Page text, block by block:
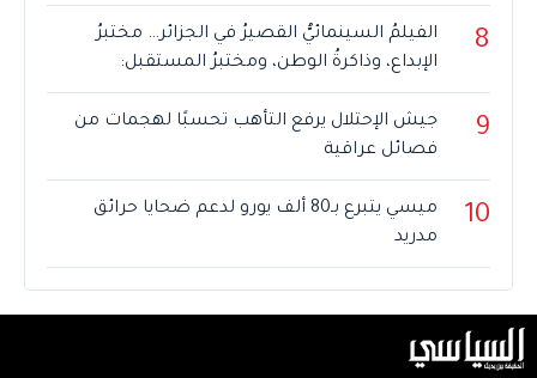
8
الفيلمُ السينمائيُّ القصيرُ في الجزائر… مختبرُ
الإبداع، وذاكرةُ الوطن، ومختبرُ المستقبل:
9
جيش الإحتلال يرفع التأهب تحسبًا لهجمات من
فصائل عراقية
10
ميسي يتبرع بـ80 ألف يورو لدعم ضحايا حرائق
مدريد